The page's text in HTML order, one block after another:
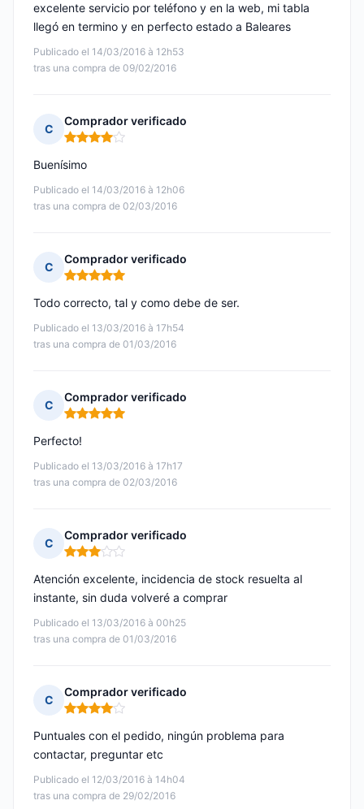
Publicado el 14/03/2016 à 12h53
tras una compra de 09/02/2016
excelente servicio por teléfono y en la web, mi tabla
llegó en termino y en perfecto estado a Baleares
C
Comprador verificado
Nota: 4 de 5
Publicado el 14/03/2016 à 12h06
tras una compra de 02/03/2016
Buenísimo
C
Comprador verificado
Nota: 5 de 5
Publicado el 13/03/2016 à 17h54
tras una compra de 01/03/2016
Todo correcto, tal y como debe de ser.
C
Comprador verificado
Nota: 5 de 5
Publicado el 13/03/2016 à 17h17
tras una compra de 02/03/2016
Perfecto!
C
Comprador verificado
Nota: 3 de 5
Publicado el 13/03/2016 à 00h25
tras una compra de 01/03/2016
Atención excelente, incidencia de stock resuelta al
instante, sin duda volveré a comprar
C
Comprador verificado
Nota: 4 de 5
Publicado el 12/03/2016 à 14h04
tras una compra de 29/02/2016
Puntuales con el pedido, ningún problema para
contactar, preguntar etc